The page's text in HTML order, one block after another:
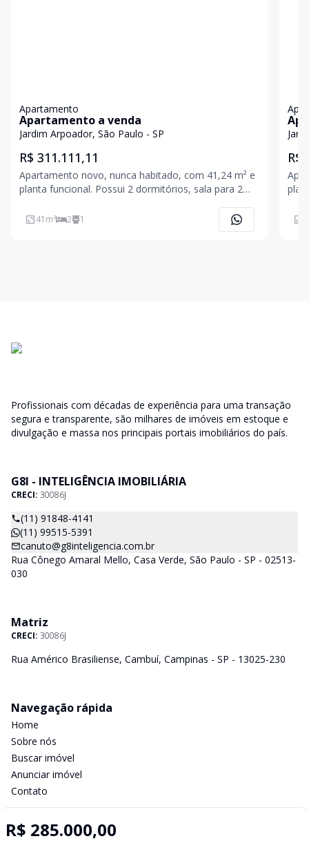
Apartamento
Apartamento a venda
Jardim Arpoador, São Paulo - SP
R$ 311.111,11
Apartamento novo, nunca habitado, com 41,24 m² e
planta funcional. Possui 2 dormitórios, sala para 2
gás, cozinha integrada à lavanderia e infraestrutura
para ar-condicionado. Conta com piso laminado nos
41 m² 2 1
R$
R$ 285.000,00
Profissionais com décadas de experiência para uma transação
segura e transparente, são milhares de imóveis em estoque e
divulgação e massa nos principais portais imobiliários do país.
G8I - INTELIGÊNCIA IMOBILIÁRIA
CRECI: 30086J
(11) 91848-4141
(11) 99515-5391
canuto@g8inteligencia.com.br
Rua Cônego Amaral Mello, Casa Verde, São Paulo - SP - 02513-
030
Matriz
CRECI: 30086J
Rua Américo Brasiliense, Cambuí, Campinas - SP - 13025-230
Navegação rápida
Home
Sobre nós
Buscar imóvel
Anunciar imóvel
Contato